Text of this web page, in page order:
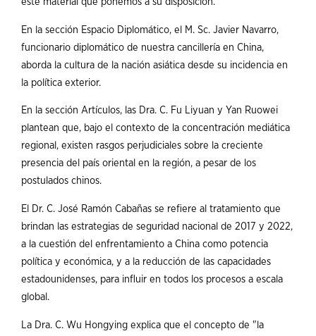
En la sección Espacio Diplomático, el M. Sc. Javier Navarro,
funcionario diplomático de nuestra cancillería en China,
aborda la cultura de la nación asiática desde su incidencia en
la política exterior.
En la sección Artículos, las Dra. C. Fu Liyuan y Yan Ruowei
plantean que, bajo el contexto de la concentración mediática
regional, existen rasgos perjudiciales sobre la creciente
presencia del país oriental en la región, a pesar de los
postulados chinos.
El Dr. C. José Ramón Cabañas se refiere al tratamiento que
brindan las estrategias de seguridad nacional de 2017 y 2022,
a la cuestión del enfrentamiento a China como potencia
política y económica, y a la reducción de las capacidades
estadounidenses, para influir en todos los procesos a escala
global.
La Dra. C. Wu Hongying explica que el concepto de "la